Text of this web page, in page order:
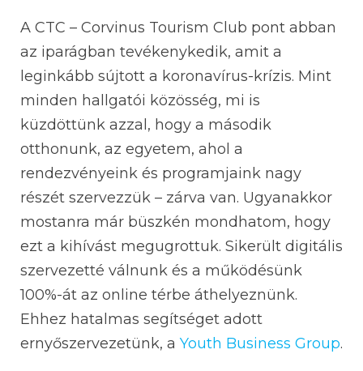
A CTC – Corvinus Tourism Club pont abban
az iparágban tevékenykedik, amit a
leginkább sújtott a koronavírus-krízis. Mint
minden hallgatói közösség, mi is
küzdöttünk azzal, hogy a második
otthonunk, az egyetem, ahol a
rendezvényeink és programjaink nagy
részét szervezzük – zárva van. Ugyanakkor
mostanra már büszkén mondhatom, hogy
ezt a kihívást megugrottuk. Sikerült digitális
szervezetté válnunk és a működésünk
100%-át az online térbe áthelyeznünk.
Ehhez hatalmas segítséget adott
ernyőszervezetünk, a Youth Business Group.